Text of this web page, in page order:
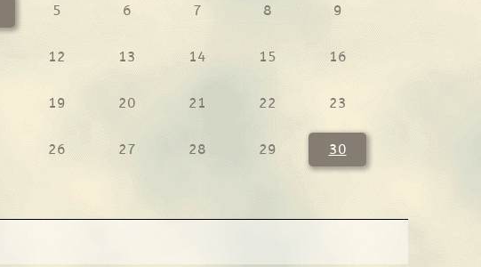
5 6 7 8 9
12 13 14 15 16
19 20 21 22 23
26 27 28 29 30